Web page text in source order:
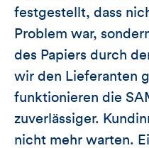
festgestellt, dass
Problem war,
des Papiers durch
wir den Lieferanten
funktionieren die
zuverlässiger.
nicht mehr warten.